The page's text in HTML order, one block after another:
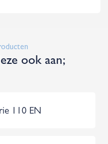
ook aan;
110 EN